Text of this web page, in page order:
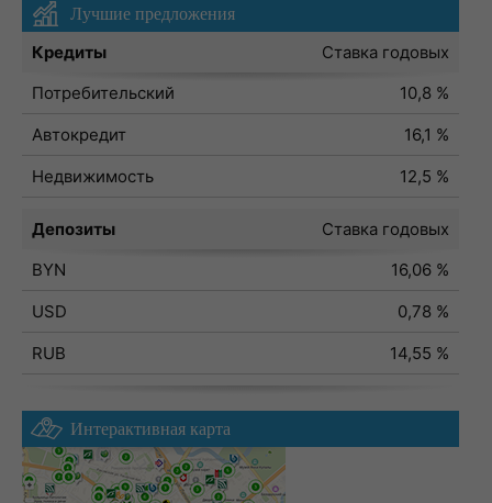
Лучшие предложения
Кредиты
Ставка годовых
Потребительский
10,8 %
Автокредит
16,1 %
Недвижимость
12,5 %
Депозиты
Ставка годовых
BYN
16,06 %
USD
0,78 %
RUB
14,55 %
Интерактивная карта